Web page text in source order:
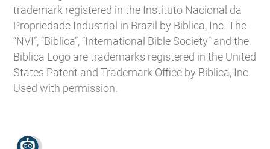
trademark registered in the Instituto Nacional da
Propriedade Industrial in Brazil by Biblica, Inc. The
“NVI”, “Biblica”, “International Bible Society” and the
Biblica Logo are trademarks registered in the United
States Patent and Trademark Office by Biblica, Inc.
Used with permission.